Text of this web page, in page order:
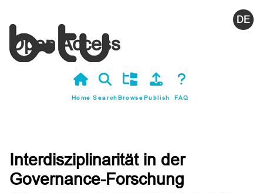
Open Access
Home SearchBrowsePublish FAQ
Interdisziplinarität in der
Governance-Forschung